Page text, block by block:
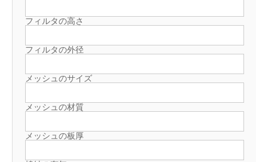
フィルタの高さ
フィルタの外径
メッシュのサイズ
メッシュの材質
メッシュの板厚